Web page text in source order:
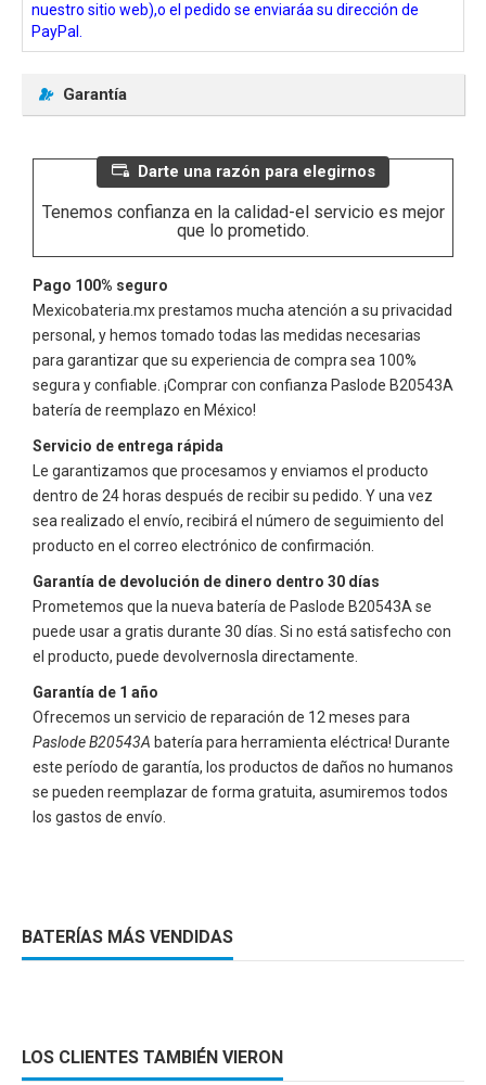
nuestro sitio web),o el pedido se enviaráa su dirección de
PayPal.
Garantía
Darte una razón para elegirnos
Tenemos confianza en la calidad-el servicio es mejor
que lo prometido.
Pago 100% seguro
Mexicobateria.mx prestamos mucha atención a su privacidad
personal, y hemos tomado todas las medidas necesarias
para garantizar que su experiencia de compra sea 100%
segura y confiable. ¡Comprar con confianza Paslode B20543A
batería de reemplazo en México!
Servicio de entrega rápida
Le garantizamos que procesamos y enviamos el producto
dentro de 24 horas después de recibir su pedido. Y una vez
sea realizado el envío, recibirá el número de seguimiento del
producto en el correo electrónico de confirmación.
Garantía de devolución de dinero dentro 30 días
Prometemos que la nueva batería de Paslode B20543A se
puede usar a gratis durante 30 días. Si no está satisfecho con
el producto, puede devolvernosla directamente.
Garantía de 1 año
Ofrecemos un servicio de reparación de 12 meses para
Paslode B20543A batería para herramienta eléctrica! Durante
este período de garantía, los productos de daños no humanos
se pueden reemplazar de forma gratuita, asumiremos todos
los gastos de envío.
BATERÍAS MÁS VENDIDAS
LOS CLIENTES TAMBIÉN VIERON